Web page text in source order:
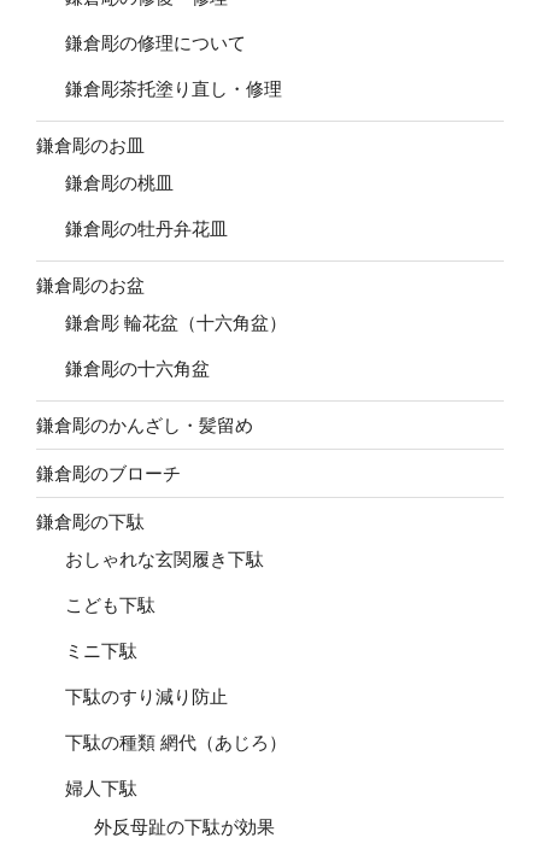
鎌倉彫の修理について
鎌倉彫茶托塗り直し・修理
鎌倉彫のお皿
鎌倉彫の桃皿
鎌倉彫の牡丹弁花皿
鎌倉彫のお盆
鎌倉彫 輪花盆（十六角盆）
鎌倉彫の十六角盆
鎌倉彫のかんざし・髪留め
鎌倉彫のブローチ
鎌倉彫の下駄
おしゃれな玄関履き下駄
こども下駄
ミニ下駄
下駄のすり減り防止
下駄の種類 網代（あじろ）
婦人下駄
外反母趾の下駄が効果